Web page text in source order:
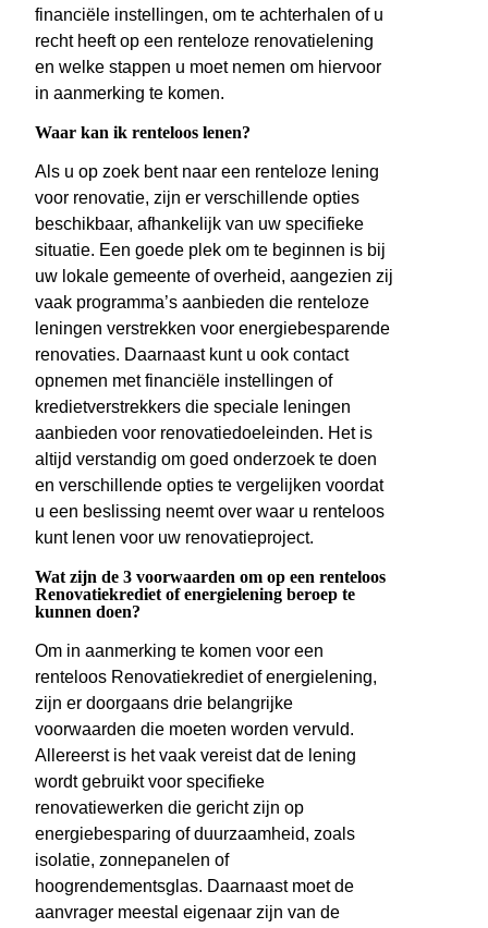
financiële instellingen, om te achterhalen of u
recht heeft op een renteloze renovatielening
en welke stappen u moet nemen om hiervoor
in aanmerking te komen.
Waar kan ik renteloos lenen?
Als u op zoek bent naar een renteloze lening
voor renovatie, zijn er verschillende opties
beschikbaar, afhankelijk van uw specifieke
situatie. Een goede plek om te beginnen is bij
uw lokale gemeente of overheid, aangezien zij
vaak programma’s aanbieden die renteloze
leningen verstrekken voor energiebesparende
renovaties. Daarnaast kunt u ook contact
opnemen met financiële instellingen of
kredietverstrekkers die speciale leningen
aanbieden voor renovatiedoeleinden. Het is
altijd verstandig om goed onderzoek te doen
en verschillende opties te vergelijken voordat
u een beslissing neemt over waar u renteloos
kunt lenen voor uw renovatieproject.
Wat zijn de 3 voorwaarden om op een renteloos
Renovatiekrediet of energielening beroep te
kunnen doen?
Om in aanmerking te komen voor een
renteloos Renovatiekrediet of energielening,
zijn er doorgaans drie belangrijke
voorwaarden die moeten worden vervuld.
Allereerst is het vaak vereist dat de lening
wordt gebruikt voor specifieke
renovatiewerken die gericht zijn op
energiebesparing of duurzaamheid, zoals
isolatie, zonnepanelen of
hoogrendementsglas. Daarnaast moet de
aanvrager meestal eigenaar zijn van de